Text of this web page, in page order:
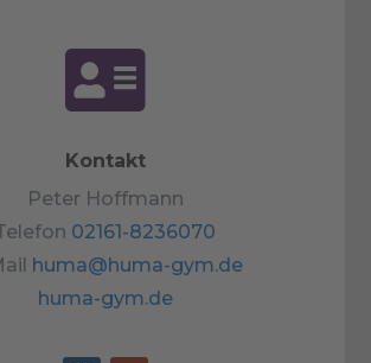

Kontakt
Peter Hoffmann
02161-8236070
huma@huma-gym.de
huma-gym.de